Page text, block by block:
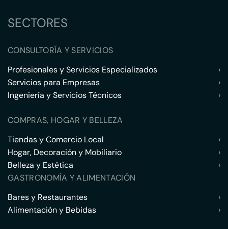
SECTORES
CONSULTORÍA Y SERVICIOS
Profesionales y Servicios Especializados
›
Servicios para Empresas
›
Ingeniería y Servicios Técnicos
›
COMPRAS, HOGAR Y BELLEZA
Tiendas y Comercio Local
›
Hogar, Decoración y Mobiliario
›
Belleza y Estética
›
GASTRONOMÍA Y ALIMENTACIÓN
Bares y Restaurantes
›
Alimentación y Bebidas
›